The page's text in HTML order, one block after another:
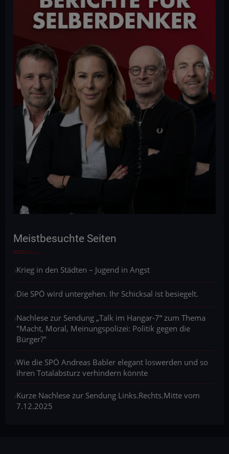
Meistbesuchte Seiten
Krieg in den Städten – Jugend in Angst
Die SPÖ wird untergehen. Ihr Schicksal ist besiegelt.
Nachlese zur Sendung „Talk im Hangar-7“ zum Thema
"Macht, Moral, Meinungspolizei: Politik gegen die
Bürger?"
Wie die SPÖ Andreas Babler elegant loswerden und so
ihren Totalabsturz verhindern könnte
Kurze Nachlese zur Sendung Links.Rechts.Mitte vom
7.12.2025